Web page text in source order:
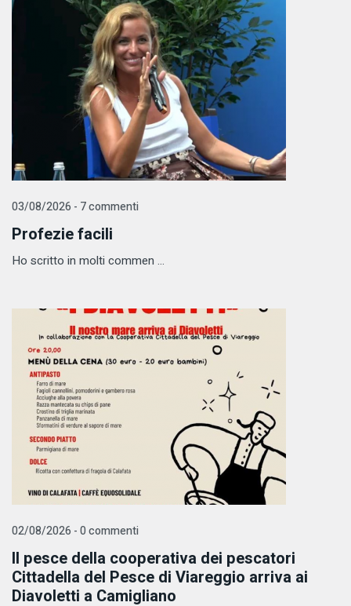
03/08/2026 - 7 commenti
Profezie facili
Ho scritto in molti commen ...
02/08/2026 - 0 commenti
Il pesce della cooperativa dei pescatori
Cittadella del Pesce di Viareggio arriva ai
Diavoletti a Camigliano